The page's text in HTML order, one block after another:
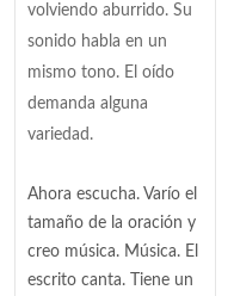
volviendo aburrido. Su
sonido habla en un
mismo tono. El oído
demanda alguna
variedad.
Ahora escucha. Varío el
tamaño de la oración y
creo música. Música. El
escrito canta. Tiene un